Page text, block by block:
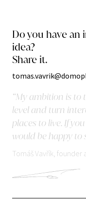
Do you have an
idea?
Share it.
“My ambition is to
level and turn
places to live. If
would be happy to
Tomáš Vavřík, founder